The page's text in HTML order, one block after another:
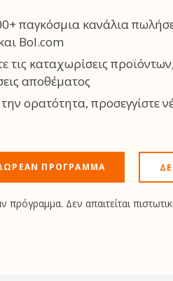
παγκόσμια κανάλια
Bol.com
τις καταχωρίσεις
αποθέματος
ορατότητα, προσεγγίστε
ΠΡΌΓΡΑΜΜΑ
πρόγραμμα. Δεν απαιτείται